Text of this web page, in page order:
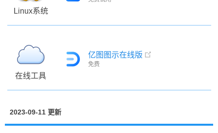
Linux系统
在线工具
亿图图示在线版
免费
2023-09-11 更新